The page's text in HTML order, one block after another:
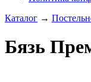
Каталог →
Бязь